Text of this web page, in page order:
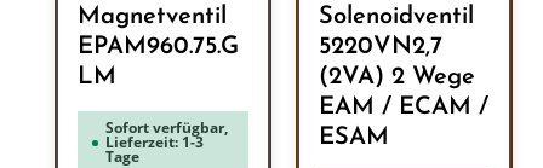
Magnetventil
EPAM960.75.G
LM
Sofort verfügbar,
Lieferzeit: 1-3
Tage
Solenoidventil
5220VN2,7
(2VA) 2 Wege
EAM / ECAM /
ESAM